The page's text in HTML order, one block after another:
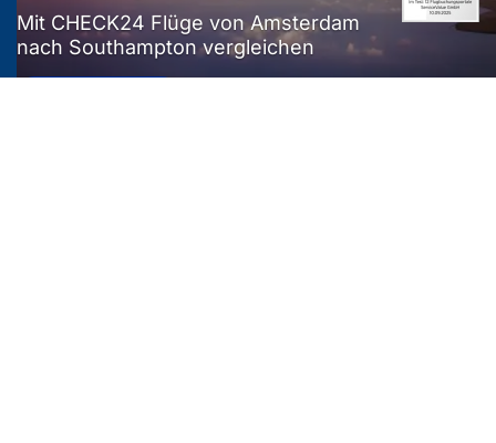
Mit CHECK24 Flüge von Amsterdam
nach Southampton vergleichen